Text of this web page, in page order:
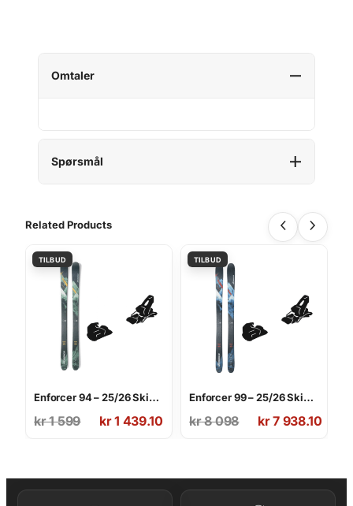
Omtaler
Spørsmål
Related Products
Enforcer 94 – 25/26 Skipakke
kr1 599
Opprinnelig
kr 1
599.
kr1 439.10
Nåværende
kr 1
439.10.
Enforcer 99 – 25/26 Skipakke
kr8 098
Opprinnelig
kr 8
098.
kr7 938.10
Nåværende
kr 7
938.10.